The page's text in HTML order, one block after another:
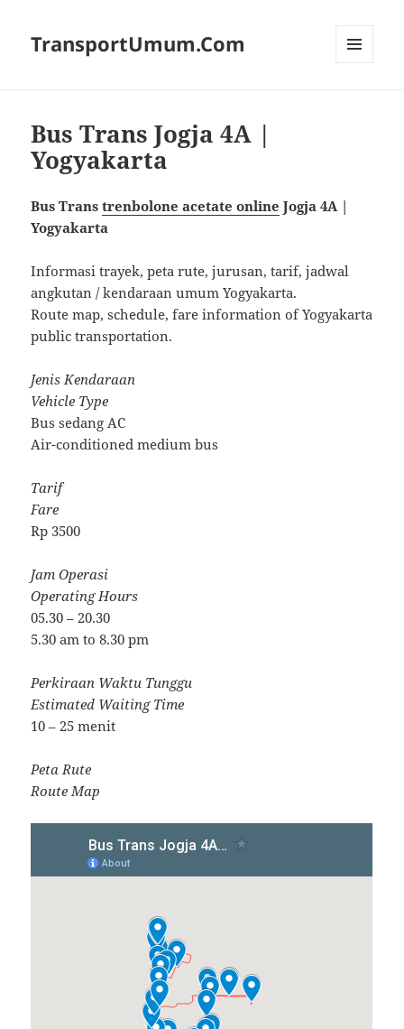
TransportUmum.Com
Bus Trans Jogja 4A |
Yogyakarta
Bus Transtrenbolone acetate online Jogja 4A |
Yogyakarta
Informasi trayek, peta rute, jurusan, tarif, jadwal
angkutan / kendaraan umum Yogyakarta.
Route map, schedule, fare information of Yogyakarta
public transportation.
Jenis Kendaraan
Vehicle Type
Bus sedang AC
Air-conditioned medium bus
Tarif
Fare
Rp 3500
Jam Operasi
Operating Hours
05.30 – 20.30
5.30 am to 8.30 pm
Perkiraan Waktu Tunggu
Estimated Waiting Time
10 – 25 menit
Peta Rute
Route Map